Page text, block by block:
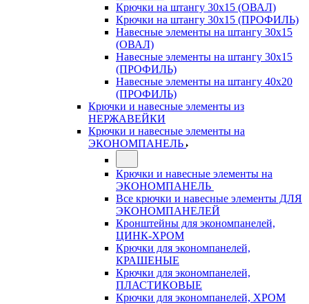
Крючки на штангу 30х15 (ОВАЛ)
Крючки на штангу 30х15 (ПРОФИЛЬ)
Навесные элементы на штангу 30х15
(ОВАЛ)
Навесные элементы на штангу 30х15
(ПРОФИЛЬ)
Навесные элементы на штангу 40х20
(ПРОФИЛЬ)
Крючки и навесные элементы из
НЕРЖАВЕЙКИ
Крючки и навесные элементы на
ЭКОНОМПАНЕЛЬ
Крючки и навесные элементы на
ЭКОНОМПАНЕЛЬ
Все крючки и навесные элементы ДЛЯ
ЭКОНОМПАНЕЛЕЙ
Кронштейны для экономпанелей,
ЦИНК-ХРОМ
Крючки для экономпанелей,
КРАШЕНЫЕ
Крючки для экономпанелей,
ПЛАСТИКОВЫЕ
Крючки для экономпанелей, ХРОМ